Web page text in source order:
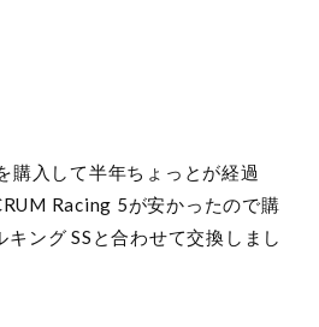
購入して半年ちょっとが経過
Racing 5が安かったので購
ング SSと合わせて交換しまし